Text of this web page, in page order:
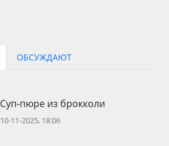
ОБСУЖДАЮТ
Суп-пюре из брокколи
10-11-2025, 18:06